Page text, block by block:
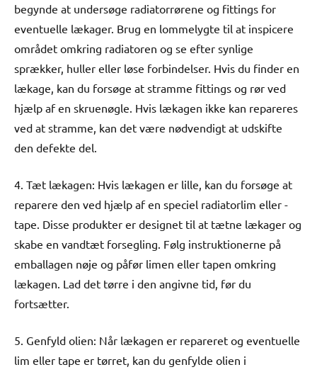
begynde at undersøge radiatorrørene og fittings for
eventuelle lækager. Brug en lommelygte til at inspicere
området omkring radiatoren og se efter synlige
sprækker, huller eller løse forbindelser. Hvis du finder en
lækage, kan du forsøge at stramme fittings og rør ved
hjælp af en skruenøgle. Hvis lækagen ikke kan repareres
ved at stramme, kan det være nødvendigt at udskifte
den defekte del.
4. Tæt lækagen: Hvis lækagen er lille, kan du forsøge at
reparere den ved hjælp af en speciel radiatorlim eller -
tape. Disse produkter er designet til at tætne lækager og
skabe en vandtæt forsegling. Følg instruktionerne på
emballagen nøje og påfør limen eller tapen omkring
lækagen. Lad det tørre i den angivne tid, før du
fortsætter.
5. Genfyld olien: Når lækagen er repareret og eventuelle
lim eller tape er tørret, kan du genfylde olien i